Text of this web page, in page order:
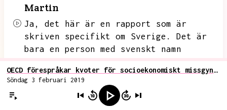
Martin
Ja,
det här är en rapport som är
skriven specifikt om Sverige.
Det är
bara en person med svenskt namn
Nicholas
Du behöver inte säga så mycket när
OECD förespråkar kvoter för socioekonomiskt missgynnade ska införas för att motverka fria skolvalet
Söndag 3 februari 2019